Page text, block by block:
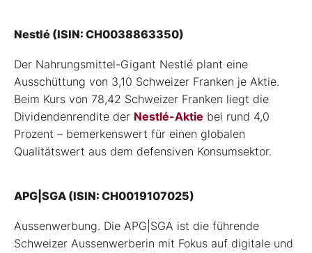
Nestlé (ISIN: CH0038863350)
Der Nahrungsmittel-Gigant Nestlé plant eine
Ausschüttung von 3,10 Schweizer Franken je Aktie.
Beim Kurs von 78,42 Schweizer Franken liegt die
Dividendenrendite der Nestlé-Aktie bei rund 4,0
Prozent – bemerkenswert für einen globalen
Qualitätswert aus dem defensiven Konsumsektor.
APG|SGA (ISIN: CH0019107025)
Aussenwerbung. Die APG|SGA ist die führende
Schweizer Aussenwerberin mit Fokus auf digitale und